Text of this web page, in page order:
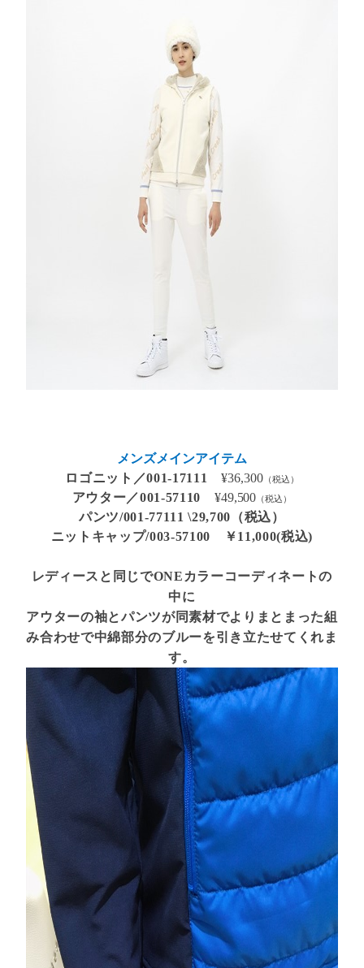
メンズメインアイテム
ロゴニット／001-17111 ¥36,300（税込）
アウター／001-57110 ¥49,500 （税込）
パンツ/001-77111 \29,700（税込）
ニットキャップ/003-57100 ￥11,000(税込)
レディースと同じでONEカラーコーディネートの
中に
アウターの袖とパンツが同素材でよりまとまった組
み合わせで中綿部分のブルーを引き立たせてくれま
す。